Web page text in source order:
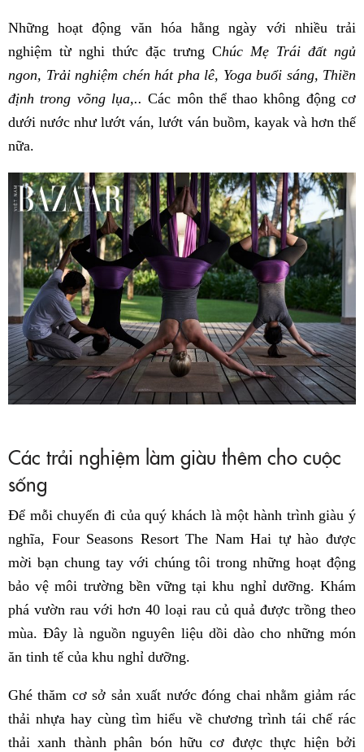
Những hoạt động văn hóa hằng ngày với nhiều trải
nghiệm từ nghi thức đặc trưng Chúc Mẹ Trái đất ngủ
ngon, Trải nghiệm chén hát pha lê, Yoga buổi sáng, Thiền
định trong võng lụa,.. Các môn thể thao không động cơ
dưới nước như lướt ván, lướt ván buồm, kayak và hơn thế
nữa.
Các trải nghiệm làm giàu thêm cho cuộc
sống
Để mỗi chuyến đi của quý khách là một hành trình giàu ý
nghĩa, Four Seasons Resort The Nam Hai tự hào được
mời bạn chung tay với chúng tôi trong những hoạt động
bảo vệ môi trường bền vững tại khu nghỉ dưỡng. Khám
phá vườn rau với hơn 40 loại rau củ quả được trồng theo
mùa. Đây là nguồn nguyên liệu dồi dào cho những món
ăn tinh tế của khu nghỉ dưỡng.
Ghé thăm cơ sở sản xuất nước đóng chai nhằm giảm rác
thải nhựa hay cùng tìm hiểu về chương trình tái chế rác
thải xanh thành phân bón hữu cơ được thực hiện bởi